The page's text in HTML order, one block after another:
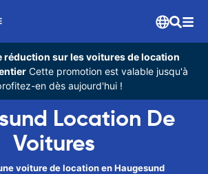
réduction sur les voitures de location
Cette promotion est valable jusqu'à
en dès aujourd'hui !
Location De
Voitures
voiture de location en Haugesund